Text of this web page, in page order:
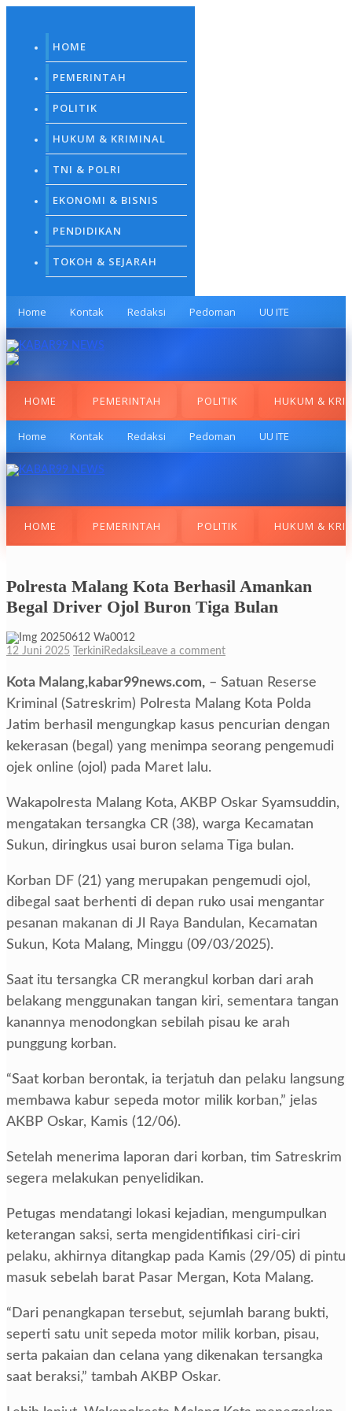
HOME
PEMERINTAH
POLITIK
HUKUM & KRIMINAL
TNI & POLRI
EKONOMI & BISNIS
PENDIDIKAN
TOKOH & SEJARAH
Home Kontak Redaksi Pedoman UU ITE
HOME PEMERINTAH POLITIK HUKUM &
Home Kontak Redaksi Pedoman UU ITE
HOME PEMERINTAH POLITIK HUKUM &
Polresta Malang Kota Berhasil Amankan
Begal Driver Ojol Buron Tiga Bulan
12 Juni 2025 TerkiniRedaksiLeave a comment
Kota Malang,kabar99news.com, – Satuan Reserse
Kriminal (Satreskrim) Polresta Malang Kota Polda
Jatim berhasil mengungkap kasus pencurian dengan
kekerasan (begal) yang menimpa seorang pengemudi
ojek online (ojol) pada Maret lalu.
Wakapolresta Malang Kota, AKBP Oskar Syamsuddin,
mengatakan tersangka CR (38), warga Kecamatan
Sukun, diringkus usai buron selama Tiga bulan.
Korban DF (21) yang merupakan pengemudi ojol,
dibegal saat berhenti di depan ruko usai mengantar
pesanan makanan di Jl Raya Bandulan, Kecamatan
Sukun, Kota Malang, Minggu (09/03/2025).
Saat itu tersangka CR merangkul korban dari arah
belakang menggunakan tangan kiri, sementara tangan
kanannya menodongkan sebilah pisau ke arah
punggung korban.
“Saat korban berontak, ia terjatuh dan pelaku langsung
membawa kabur sepeda motor milik korban,” jelas
AKBP Oskar, Kamis (12/06).
Setelah menerima laporan dari korban, tim Satreskrim
segera melakukan penyelidikan.
Petugas mendatangi lokasi kejadian, mengumpulkan
keterangan saksi, serta mengidentifikasi ciri-ciri
pelaku, akhirnya ditangkap pada Kamis (29/05) di pintu
masuk sebelah barat Pasar Mergan, Kota Malang.
“Dari penangkapan tersebut, sejumlah barang bukti,
seperti satu unit sepeda motor milik korban, pisau,
serta pakaian dan celana yang dikenakan tersangka
saat beraksi,” tambah AKBP Oskar.